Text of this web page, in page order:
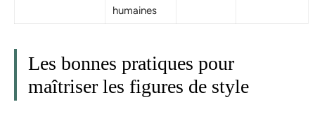
humaines
Les bonnes pratiques pour
maîtriser les figures de style